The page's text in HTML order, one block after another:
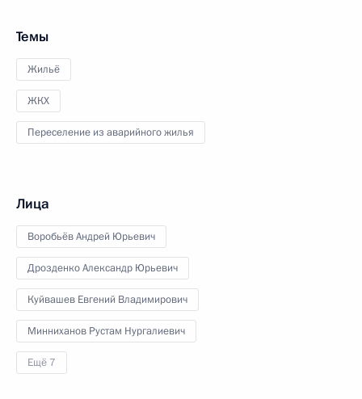
Темы
Жильё
ЖКХ
Переселение из аварийного жилья
Лица
Воробьёв Андрей Юрьевич
Дрозденко Александр Юрьевич
Куйвашев Евгений Владимирович
Минниханов Рустам Нургалиевич
Ещё 7